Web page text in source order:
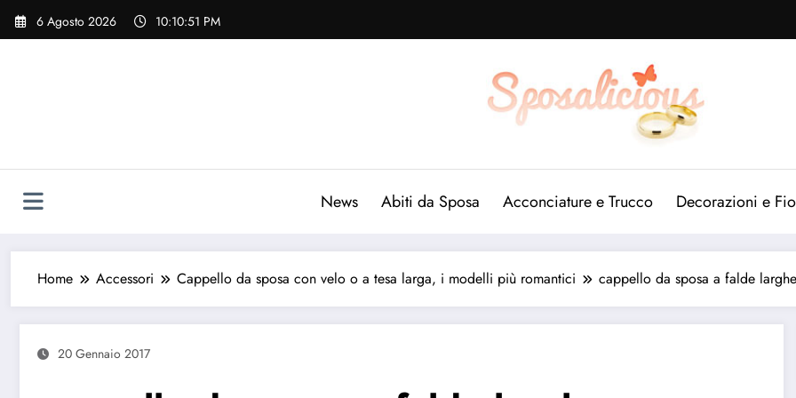
Vai
6 Agosto 2026 10:10:52 PM
News Abiti da Sposa Acconciature e Trucco Decorazioni e
Home Accessori Cappello da sposa con velo o a tesa larga, i modelli più romantici cappello da sposa a falde larghe
20 Gennaio 2017